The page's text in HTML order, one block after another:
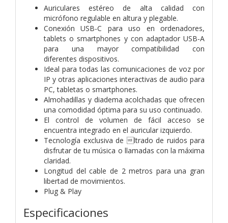
Auriculares estéreo de alta calidad con
micrófono regulable en altura y plegable.
Conexión USB-C para uso en ordenadores,
tablets o smartphones y con adaptador USB-A
para una mayor compatibilidad con
diferentes dispositivos.
Ideal para todas las comunicaciones de voz por
IP y otras aplicaciones interactivas de audio para
PC, tabletas o smartphones.
Almohadillas y diadema acolchadas que ofrecen
una comodidad óptima para su uso continuado.
El control de volumen de fácil acceso se
encuentra integrado en el auricular izquierdo.
Tecnología exclusiva de ltrado de ruidos para
disfrutar de tu música o llamadas con la máxima
claridad.
Longitud del cable de 2 metros para una gran
libertad de movimientos.
Plug & Play
Especificaciones